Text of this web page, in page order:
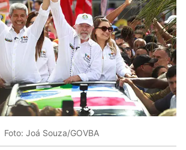
Foto: Joá Souza/GOVBA